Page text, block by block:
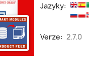
Jazyky:
Verze: 2.7.0